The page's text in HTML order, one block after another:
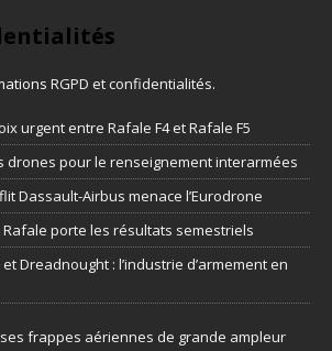
RGPD et confidentialités.
urgent entre Rafale F4 et Rafale F5
drones pour le renseignement interarmées
Dassault-Airbus menace l’Eurodrone
porte les résultats semestriels
Dreadnought : l’industrie d’armement en
ses frappes aériennes de grande ampleur